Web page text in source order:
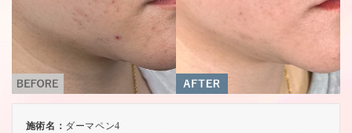
施術名： ダーマペン4